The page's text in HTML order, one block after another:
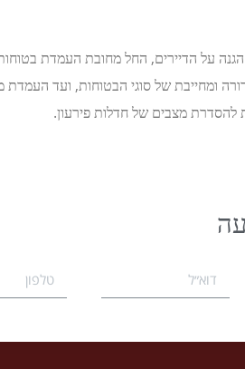
על הדיירים, החל מחובת העמדת
ומחייבת של סוגי הבטוחות, ועד העמדת
להסדרת מצבים של חדלות פירעון.